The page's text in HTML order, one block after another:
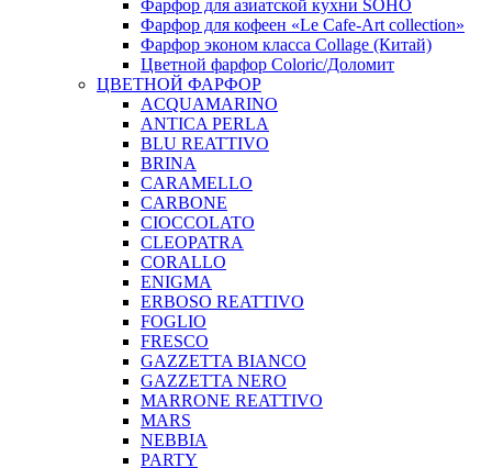
Фарфор для азиатской кухни SOHO
Фарфор для кофеен «Le Cafe-Art collection»
Фарфор эконом класса Collage (Китай)
Цветной фарфор Coloric/Доломит
ЦВЕТНОЙ ФАРФОР
ACQUAMARINO
ANTICA PERLA
BLU REATTIVO
BRINA
CARAMELLO
CARBONE
CIOCCOLATO
CLEOPATRA
CORALLO
ENIGMA
ERBOSO REATTIVO
FOGLIO
FRESCO
GAZZETTA BIANCO
GAZZETTA NERO
MARRONE REATTIVO
MARS
NEBBIA
PARTY